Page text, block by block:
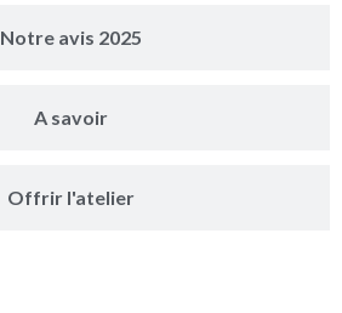
Notre avis 2025
A savoir
Offrir l'atelier